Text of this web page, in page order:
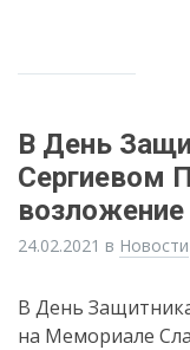
В День
Сергиевом
24.02.2021 в Новости
В День
на Мемориале